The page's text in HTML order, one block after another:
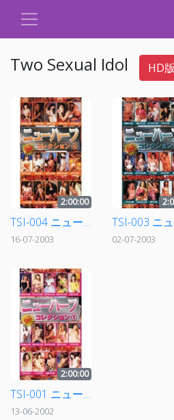
Two Sexual Idol HD
2:00:00
TSI-004 ニューハーフコレクション（4）
16-07-2003 02-07-2003
2:00:00
TSI-001 ニューハーフコレクション（1）
13-06-2002